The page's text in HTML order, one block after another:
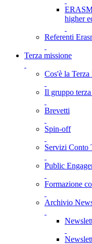
higher
Referenti
Terza missione
Cos'è la
Il gruppo
Brevetti
Spin-off
Servizi Conto
Public
Formazione
Archivio